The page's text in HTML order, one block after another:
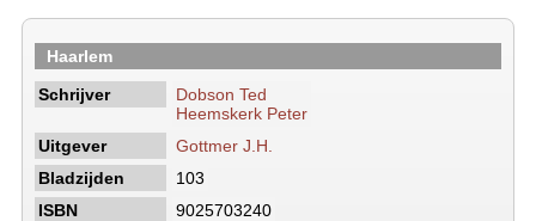
Haarlem
Schrijver
Dobson Ted
Heemskerk Peter
Uitgever
Gottmer J.H.
Bladzijden
103
ISBN
9025703240